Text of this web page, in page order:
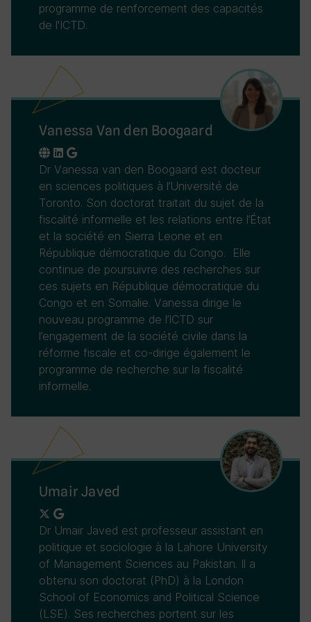
programme de renforcement des capacités
de l'ICTD.
Vanessa Van den Boogaard
Dr Vanessa van den Boogaard est docteur
en sciences politiques à l’Université de
Toronto. Son doctorat traitait du sujet de la
fiscalité informelle et les relations entre l’État
et la société en Sierra Leone et en
République démocratique du Congo. Elle
continue de poursuivre des recherches sur
ces sujets en République démocratique du
Congo et en Somalie. Vanessa dirige le
nouveau programme de l’ICTD sur
l’engagement de la société civile dans la
réforme fiscale et co-dirige également le
programme de recherche sur la fiscalité
informelle.
Umair Javed
Dr Umair Javed est professeur assistant en
politique et sociologie à la Lahore University
of Management Sciences au Pakistan. Il a
obtenu son doctorat (PhD) à la London
School of Economics and Political Science
(LSE). Ses recherches portent sur les